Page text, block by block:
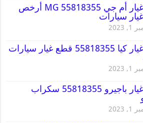
قطع غيار أم جي MG 55818355 أرخص
سيارات
قطع غيار كيا 55818355 قطع غيار سيارات
قطع غيار باجيرو 55818355 سكراب